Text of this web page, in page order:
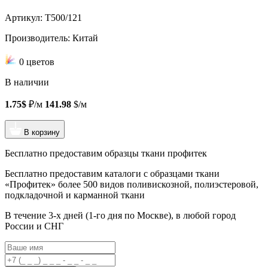
Артикул: T500/121
Производитель: Китай
0 цветов
В наличии
1.75$ ₽/м 141.98 $/м
В корзину
Бесплатно предоставим образцы ткани профитек
Бесплатно предоставим каталоги с образцами ткани
«Профитек» более 500 видов поливискозной, полиэстеровой,
подкладочной и карманной ткани
В течение 3-х дней (1-го дня по Москве), в любой город
России и СНГ